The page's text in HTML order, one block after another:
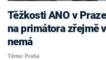
Těžkosti ANO v
na primátora zřejmě
nemá
Téma: Praha